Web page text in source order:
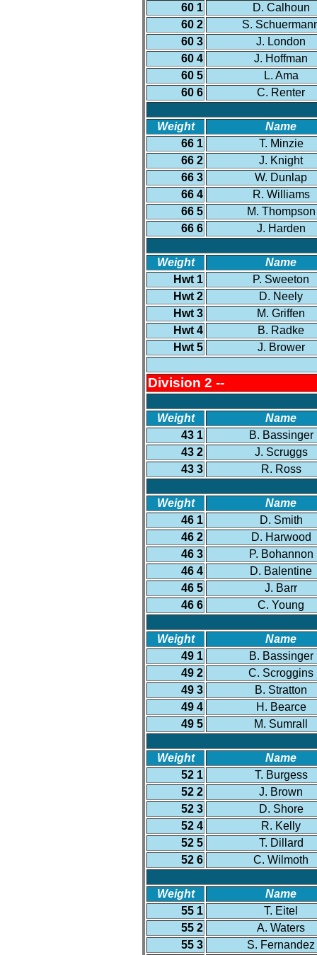
60 1
D. Calhoun
60 2
S.
60 3
J. London
60 4
J. Hoffman
60 5
L. Ama
60 6
C. Renter
Weight
Name
66 1
T. Minzie
66 2
J. Knight
66 3
W. Dunlap
66 4
R. Williams
66 5
M. Thompson
66 6
J. Harden
Weight
Name
Hwt 1
P. Sweeton
Hwt 2
D. Neely
Hwt 3
M. Griffen
Hwt 4
B. Radke
Hwt 5
J. Brower
Division 2 --
Weight
Name
43 1
B. Bassinger
43 2
J. Scruggs
43 3
R. Ross
Weight
Name
46 1
D. Smith
46 2
D. Harwood
46 3
P. Bohannon
46 4
D. Balentine
46 5
J. Barr
46 6
C. Young
Weight
Name
49 1
B. Bassinger
49 2
C. Scroggins
49 3
B. Stratton
49 4
H. Bearce
49 5
M. Sumrall
Weight
Name
52 1
T. Burgess
52 2
J. Brown
52 3
D. Shore
52 4
R. Kelly
52 5
T. Dillard
52 6
C. Wilmoth
Weight
Name
55 1
T. Eitel
55 2
A. Waters
55 3
S. Fernandez